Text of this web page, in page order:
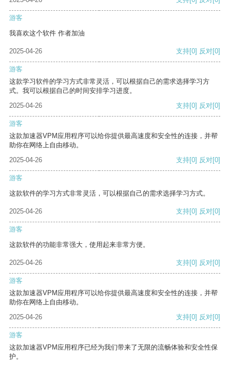
游客
我喜欢这个软件 作者加油
2025-04-26 支持[0] 反对[0]
游客
这款学习软件的学习方式非常灵活，可以根据自己的需求选择学习方
式。我可以根据自己的时间安排学习进度。
2025-04-26
支持[0] 反对[0]
游客
这款加速器VPM应用程序可以给你提供最高速度和安全性的连接，并帮
助你在网络上自由移动。
2025-04-26
支持[0] 反对[0]
游客
这款软件的学习方式非常灵活，可以根据自己的需求选择学习方式。
2025-04-26 支持[0] 反对[0]
游客
这款软件的功能非常强大，使用起来非常方便。
2025-04-26 支持[0] 反对[0]
游客
这款加速器VPM应用程序可以给你提供最高速度和安全性的连接，并帮
助你在网络上自由移动。
2025-04-26
支持[0] 反对[0]
游客
这款加速器VPM应用程序已经为我们带来了无限的流畅体验和安全性保
护。